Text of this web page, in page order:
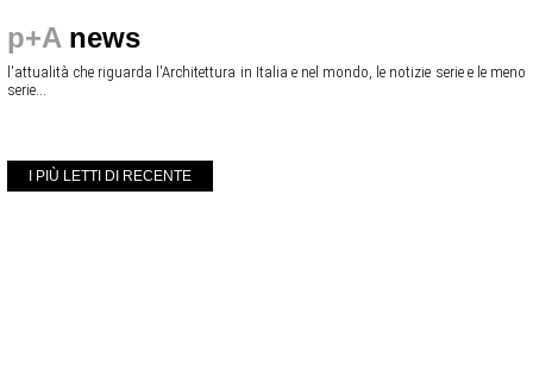
p+A news
l'attualità che riguarda l'Architettura in Italia e nel mondo, le notizie serie e le meno
serie...
I PIÙ LETTI DI RECENTE